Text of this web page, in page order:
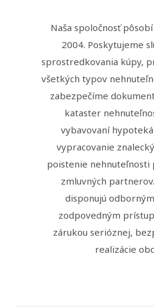
Naša spoločnosť
2004. Poskytujeme
sprostredkovania kúpy,
všetkých typov
zabezpečíme
kataster
vybavovaní
vypracovanie
poistenie
zmluvných
disponujú
zodpovedným
zárukou serióznej,
realizácie